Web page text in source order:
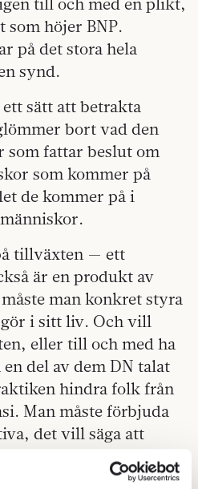
som höjer BNP.
på det stora hela
synd.
sätt att betrakta
bort vad den
som fattar beslut om
som kommer på
de kommer på i
tillväxten — ett
är en produkt av
man konkret styra
i sitt liv. Och vill
eller till och med ha
del av dem DN talat
hindra folk från
Man måste förbjuda
det vill säga att